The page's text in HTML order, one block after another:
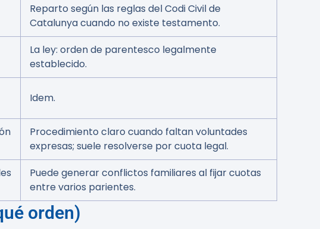
Reparto según las reglas del Codi Civil de
Catalunya cuando no existe testamento.
La ley: orden de parentesco legalmente
establecido.
Idem.
Procedimiento claro cuando faltan voluntades
expresas; suele resolverse por cuota legal.
Puede generar conflictos familiares al fijar cuotas
entre varios parientes.
orden)